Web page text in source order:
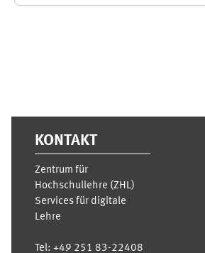
KONTAKT
Zentrum für
Hochschullehre (ZHL)
Services für digitale
Lehre
Tel: +49 251 83-22408